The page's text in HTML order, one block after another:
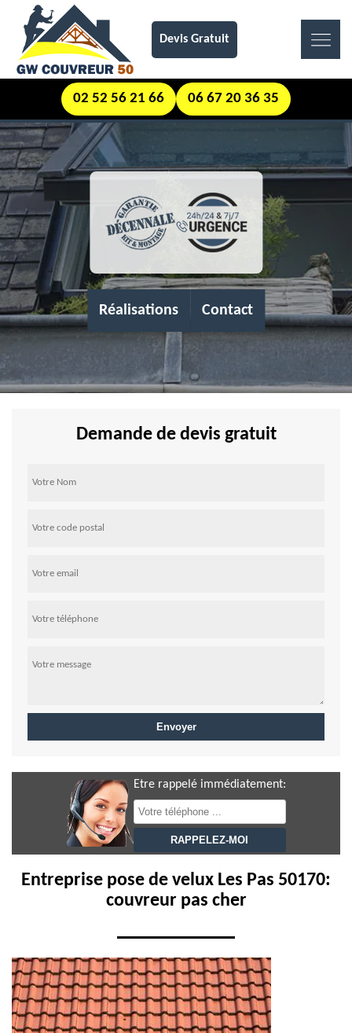
Devis Gratuit
02 52 56 21 66 06 67 20 36 35
Réalisations Contact
Demande de devis gratuit
Etre rappelé immédiatement:
Entreprise pose de velux Les Pas 50170:
couvreur pas cher